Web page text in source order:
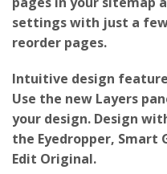
settings with just a few
reorder pages.
Use the new Layers
your design. Design
the Eyedropper, Smart
Edit Original.